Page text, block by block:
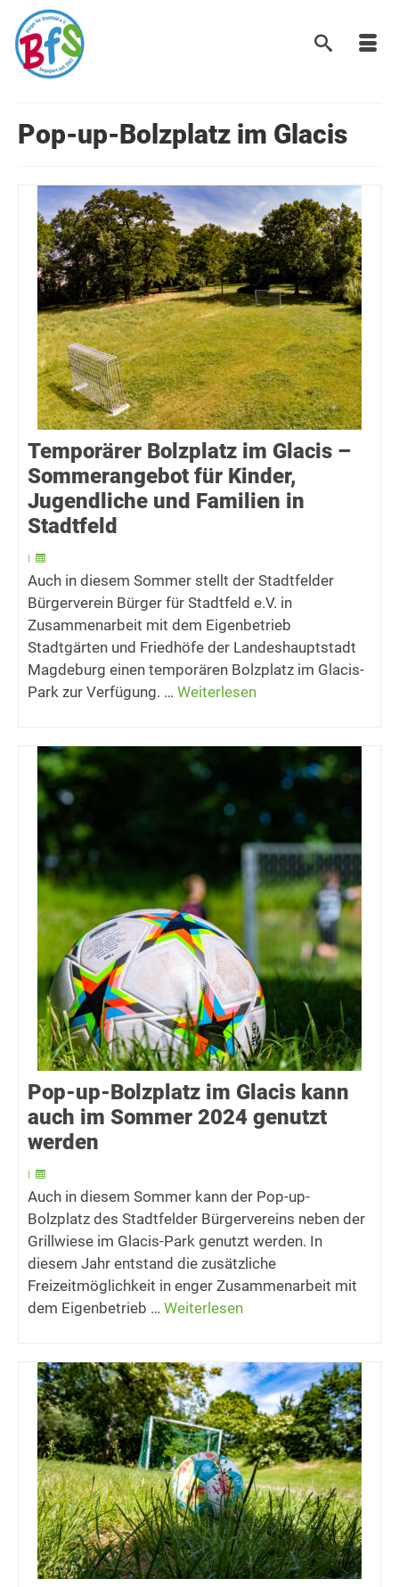
Pop-up-Bolzplatz im Glacis
Temporärer Bolzplatz im Glacis –
Sommerangebot für Kinder,
Jugendliche und Familien in
Stadtfeld
|
Auch in diesem Sommer stellt der Stadtfelder
Bürgerverein Bürger für Stadtfeld e.V. in
Zusammenarbeit mit dem Eigenbetrieb
Stadtgärten und Friedhöfe der Landeshauptstadt
Magdeburg einen temporären Bolzplatz im Glacis-
Park zur Verfügung. … Weiterlesen
Pop-up-Bolzplatz im Glacis kann
auch im Sommer 2024 genutzt
werden
|
Auch in diesem Sommer kann der Pop-up-
Bolzplatz des Stadtfelder Bürgervereins neben der
Grillwiese im Glacis-Park genutzt werden. In
diesem Jahr entstand die zusätzliche
Freizeitmöglichkeit in enger Zusammenarbeit mit
dem Eigenbetrieb … Weiterlesen